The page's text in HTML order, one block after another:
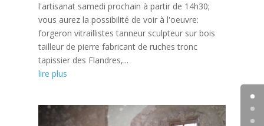
l'artisanat samedi prochain à partir de 14h30;
vous aurez la possibilité de voir à l'oeuvre:
forgeron vitraillistes tanneur sculpteur sur bois
tailleur de pierre fabricant de ruches tronc
tapissier des Flandres,...
lire plus